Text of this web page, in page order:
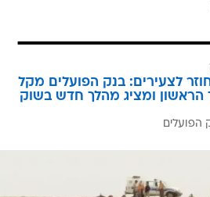
לצעירים: בנק הפועלים מקל
הראשון ומציג מהלך חדש בשוק
הפועלים